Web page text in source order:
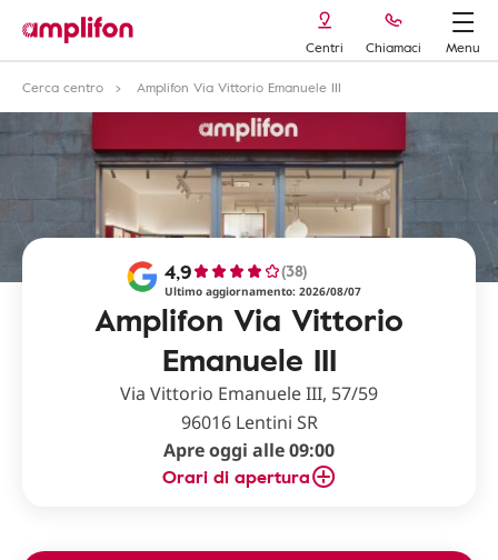
Centri Chiamaci
Menu
Cerca centro
Amplifon Via Vittorio Emanuele III
Amplifon Via Vittorio
Emanuele III
4,9 (38)
Ultimo aggiornamento: 2026/08/07
Via Vittorio Emanuele III, 57/59
96016 Lentini SR
Apre oggi alle 09:00
Orari di apertura